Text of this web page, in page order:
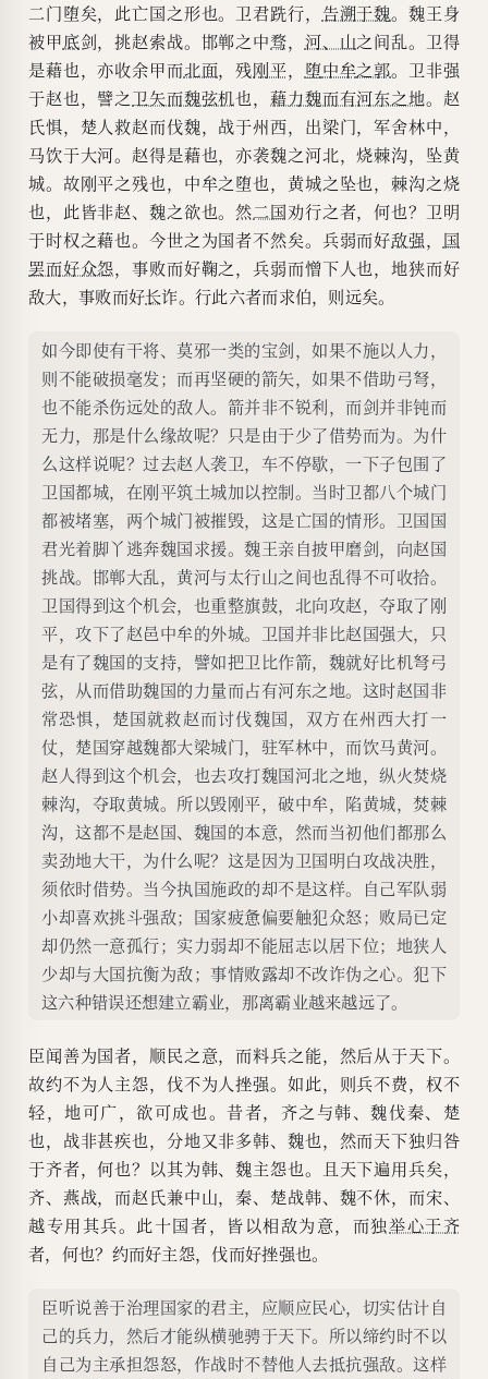
二门堕矣，此亡国之形也。卫君跣行， 告溯于魏。魏王身
被甲底剑，挑赵索战。邯郸之中骛， 河、山之间乱。卫得
是藉也，亦收余甲而北面，残刚平， 堕中牟之郭。卫非强
于赵也，譬之卫矢而魏弦机也，藉力魏而有河东之地。赵
氏惧，楚人救赵而伐魏，战于州西，出梁门，军舍林中，
马饮于大河。赵得是藉也，亦袭魏之河北，烧棘沟，坠黄
城。故刚平之残也，中牟之堕也，黄城之坠也，棘沟之烧
也，此皆非赵、魏之欲也。然二国劝行之者，何也？卫明
于时权之藉也。今世之为国者不然矣。兵弱而好敌强， 国
罢而好众怨，事败而好鞠之，兵弱而憎下人也，地狭而好
敌大，事败而好长诈。行此六者而求伯，则远矣。
如今即使有干将、莫邪一类的宝剑，如果不施以人力，
则不能破损毫发；而再坚硬的箭矢，如果不借助弓弩，
也不能杀伤远处的敌人。箭并非不锐利，而剑并非钝而
无力，那是什么缘故呢？只是由于少了借势而为。为什
么这样说呢？过去赵人袭卫，车不停歇，一下子包围了
卫国都城，在刚平筑土城加以控制。当时卫都八个城门
都被堵塞，两个城门被摧毁，这是亡国的情形。卫国国
君光着脚丫逃奔魏国求援。魏王亲自披甲磨剑，向赵国
挑战。邯郸大乱，黄河与太行山之间也乱得不可收拾。
卫国得到这个机会，也重整旗鼓，北向攻赵，夺取了刚
平，攻下了赵邑中牟的外城。卫国并非比赵国强大，只
是有了魏国的支持，譬如把卫比作箭，魏就好比机弩弓
弦，从而借助魏国的力量而占有河东之地。这时赵国非
常恐惧，楚国就救赵而讨伐魏国，双方在州西大打一
仗，楚国穿越魏都大梁城门，驻军林中，而饮马黄河。
赵人得到这个机会，也去攻打魏国河北之地，纵火焚烧
棘沟，夺取黄城。所以毁刚平，破中牟，陷黄城，焚棘
沟，这都不是赵国、魏国的本意，然而当初他们都那么
卖劲地大干，为什么呢？这是因为卫国明白攻战决胜，
须依时借势。当今执国施政的却不是这样。自己军队弱
小却喜欢挑斗强敌；国家疲惫偏要触犯众怒；败局已定
却仍然一意孤行；实力弱却不能屈志以居下位；地狭人
少却与大国抗衡为敌；事情败露却不改诈伪之心。犯下
这六种错误还想建立霸业，那离霸业越来越远了。
臣闻善为国者，顺民之意，而料兵之能，然后从于天下。
故约不为人主怨，伐不为人挫强。如此，则兵不费，权不
轻，地可广，欲可成也。昔者，齐之与韩、魏伐秦、楚
也，战非甚疾也，分地又非多韩、魏也，然而天下独归咎
于齐者，何也？以其为韩、魏主怨也。且天下遍用兵矣，
齐、燕战，而赵氏兼中山，秦、楚战韩、魏不休，而宋、
越专用其兵。此十国者，皆以相敌为意，而独举心于齐
者，何也？约而好主怨，伐而好挫强也。
臣听说善于治理国家的君主，应顺应民心，切实估计自
己的兵力，然后才能纵横驰骋于天下。所以缔约时不以
自己为主承担怨怒，作战时不替他人去抵抗强敌。这样